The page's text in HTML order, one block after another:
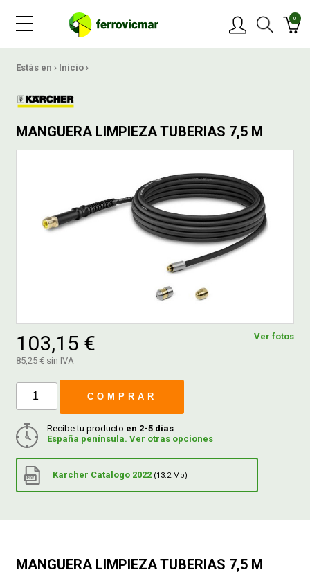
0
Estás en › Inicio ›
MANGUERA LIMPIEZA TUBERIAS 7,5 M
Ver fotos
103,15 €
85,25 € sin IVA
COMPRAR
Recibe tu producto en 2-5 días.
España península. Ver otras opciones
Karcher Catalogo 2022 (13.2 Mb)
MANGUERA LIMPIEZA TUBERIAS 7,5 M
OFERTAS
NOVEDADES
BLOG
CONTACTAR
DESPIECE
CATÁLOGOS
DEVOLUCIONES